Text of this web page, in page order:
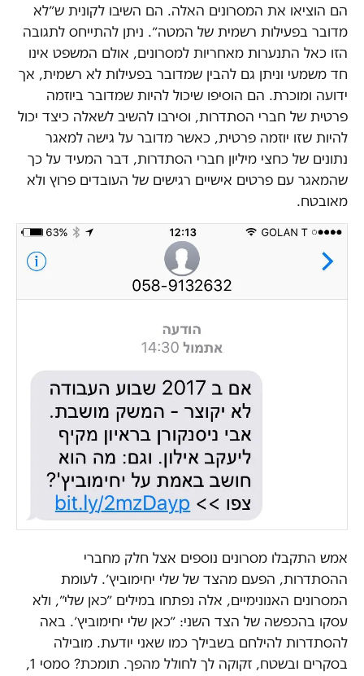
הם הוציאו את המסרונים האלה. הם השיבו לקונית ש״לא
מדובר בפעילות רשמית של המטה״. ניתן להתייחס לתגובה
הזו כאל התנערות מאחריות למסרונים, אולם המשפט אינו
חד משמעי וניתן גם להבין שמדובר בפעילות לא רשמית, אך
ידועה ומוכרת. הם הוסיפו שיכול להיות שמדובר ביוזמה
פרטית של חברי הסתדרות, וסירבו להשיב לשאלה כיצד יכול
להיות שזו יוזמה פרטית, כאשר מדובר על גישה למאגר
נתונים של כחצי מיליון חברי הסתדרות, דבר המעיד על כך
שהמאגר עם פרטים אישיים רגישים של העובדים פרוץ ולא
מאובטח.
אמש התקבלו מסרונים נוספים אצל חלק מחברי
ההסתדרות, הפעם מהצד של שלי יחימוביץ׳. לעומת
המסרונים האנונימיים, אלה נפתחו במילים ״כאן שלי״, ולא
עסקו בהכפשה של הצד השני: ״כאן שלי יחימוביץ׳. באה
להסתדרות להילחם בשבילך כמו שאני יודעת. מובילה
בסקרים ובשטח, זקוקה לך לחולל מהפך. תומכת? סמסי 1,